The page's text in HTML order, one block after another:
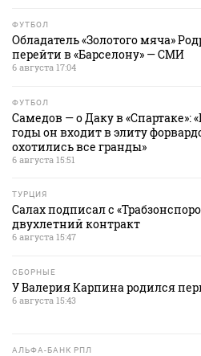
ФУТБОЛ
Обладатель «Золотого мяча»
перейти в «Барселону» — СМИ
6 августа 17:04
ФУТБОЛ
Самедов — о Даку в «Спартаке»:
годы он входит в элиту
охотились все гранды»
6 августа 15:51
ТУРЦИЯ
Салах подписал с
двухлетний контракт
6 августа 15:47
СБОРНЫЕ
У Валерия Карпина родился
6 августа 15:43
АЛЬФА-БАНК РПЛ